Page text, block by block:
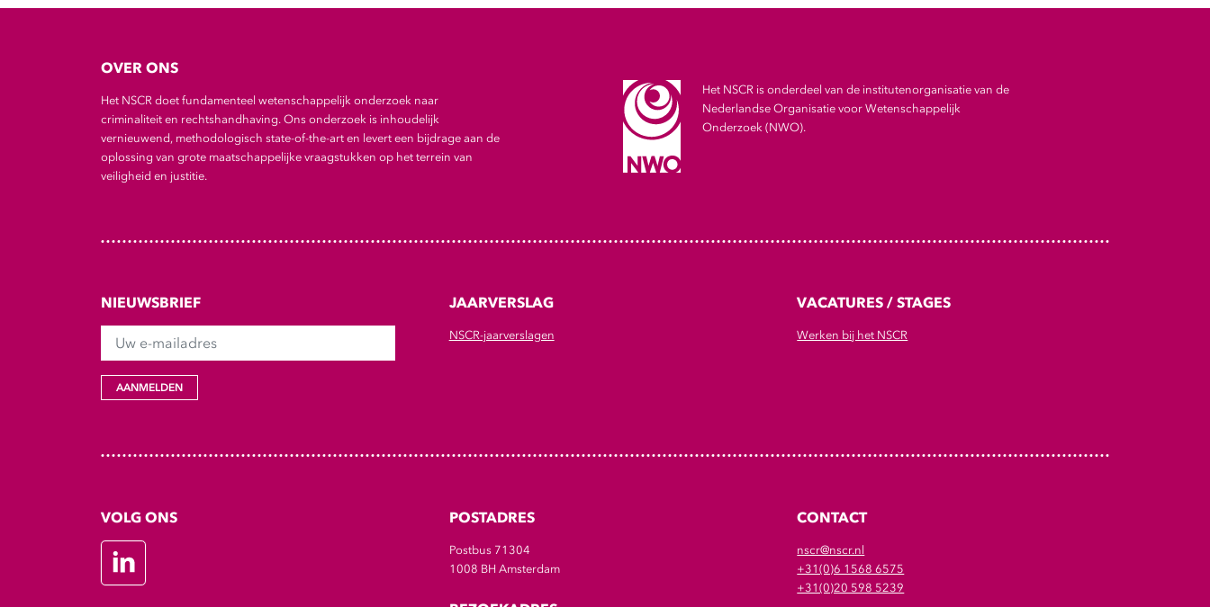
OVER ONS
Het NSCR doet fundamenteel wetenschappelijk onderzoek naar
criminaliteit en rechtshandhaving. Ons onderzoek is inhoudelijk
vernieuwend, methodologisch state-of-the-art en levert een bijdrage aan de
oplossing van grote maatschappelijke vraagstukken op het terrein van
veiligheid en justitie.
Het NSCR is onderdeel van de institutenorganisatie van de
Nederlandse Organisatie voor Wetenschappelijk
Onderzoek (NWO).
NIEUWSBRIEF
AANMELDEN
JAARVERSLAG
NSCR-jaarverslagen
VACATURES / STAGES
Werken bij het NSCR
VOLG ONS
LinkedIn
POSTADRES
Postbus 71304
1008 BH Amsterdam
CONTACT
nscr@nscr.nl
+31(0)6 1568 6575
+31(0)20 598 5239